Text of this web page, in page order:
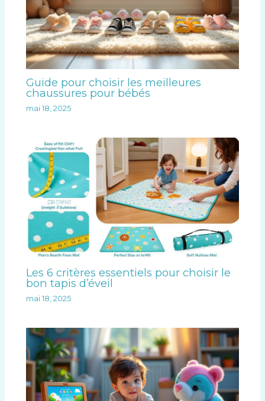
Guide pour choisir les meilleures
chaussures pour bébés
mai 18, 2025
Les 6 critères essentiels pour choisir le
bon tapis d’éveil
mai 18, 2025